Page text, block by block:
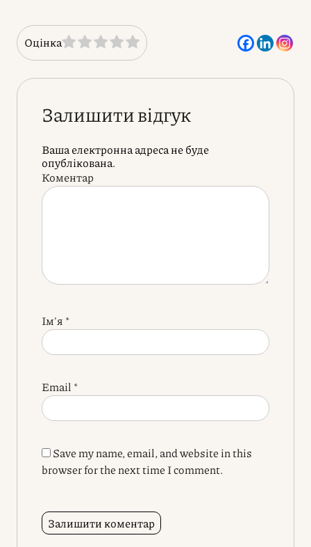
Оцінка
Залишити відгук
Ваша електронна адреса не буде
опублікована.
Коментар
Ім'я *
Email *
Save my name, email, and website in this
browser for the next time I comment.